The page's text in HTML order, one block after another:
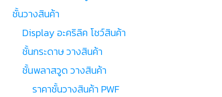
ชั้นวางสินค้า
Display อะคริลิค โชว์สินค้า
ชั้นกระดาษ วางสินค้า
ชั้นพลาสวูด วางสินค้า
ราคาชั้นวางสินค้า PWF